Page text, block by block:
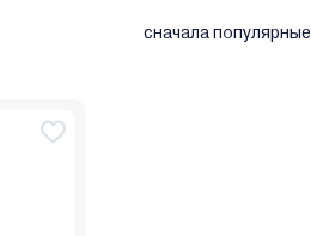
сначала популярные